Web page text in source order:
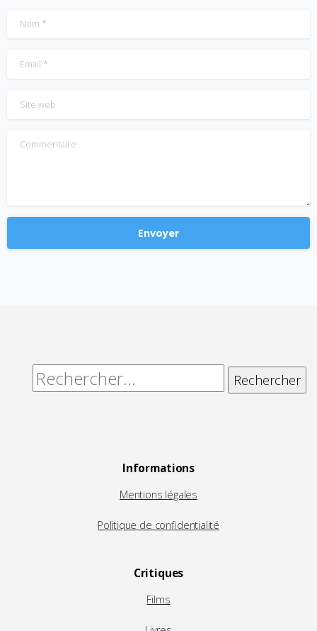
Nom*
Email*
Site web
Commentaire
Rechercher :
Informations
Mentions légales
Politique de confidentialité
Critiques
Films